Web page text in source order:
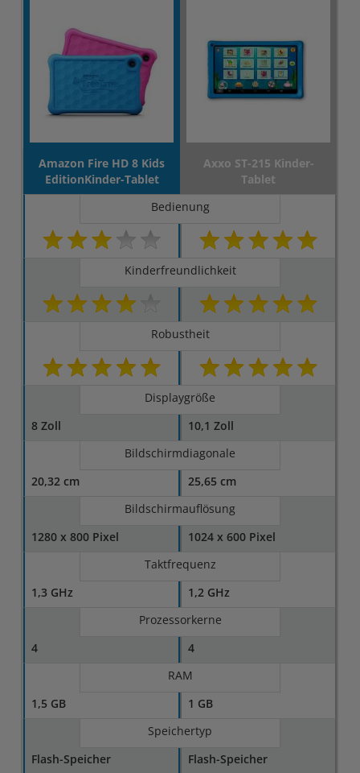
Amazon Fire HD 8 Kids
EditionKinder-Tablet
Axxo ST-215 Kinder-
Tablet
Bedienung
Kinderfreundlichkeit
Robustheit
Displaygröße
8 Zoll
10,1 Zoll
Bildschirmdiagonale
20,32 cm
25,65 cm
Bildschirmauflösung
1280 x 800 Pixel
1024 x 600 Pixel
Taktfrequenz
1,3 GHz
1,2 GHz
Prozessorkerne
4
4
RAM
1,5 GB
1 GB
Speichertyp
Flash-Speicher
Flash-Speicher